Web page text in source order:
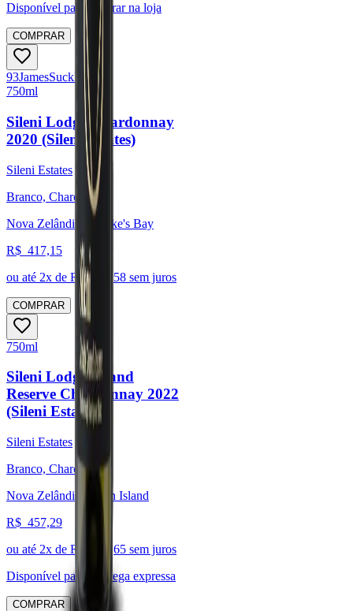
Disponível para:
Retirar na loja
COMPRAR
93JamesSuckling
750ml
Sileni Lodge Chardonnay
2020 (Sileni Estates)
Sileni Estates
Branco, Chardonnay
Nova Zelândia, Hawke's Bay
R$ 417,15
ou até 2x de R$ 208,58 sem juros
COMPRAR
750ml
Sileni Lodge Grand
Reserve Chardonnay 2022
(Sileni Estates)
Sileni Estates
Branco, Chardonnay
Nova Zelândia, North Island
R$ 457,29
ou até 2x de R$ 228,65 sem juros
Disponível para:
Entrega expressa
COMPRAR